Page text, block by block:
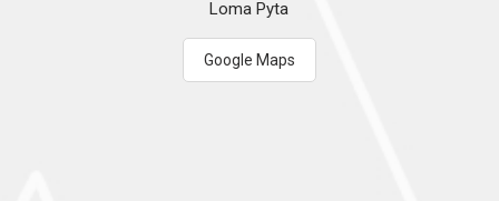
Loma Pyta
Google Maps